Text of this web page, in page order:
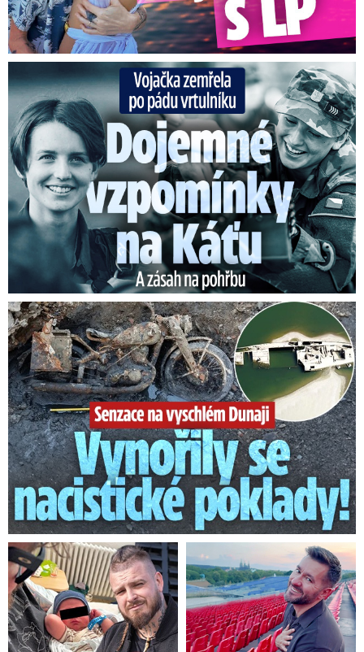
Oblačno, místy občasný déšť nebo přeháňky,
postupně ubývání srážek a částečně i
oblačnosti. Nejnižší noční teploty 16 až 11 °C.
Nejvyšší denní teploty zpočátku 19 až 23 °C,
postupně 23 až 27 °C.
Vojačka zemřela po pádu vrtulníku: Dojemné vzpomínky na ...
Senzace na vyschlém Dunaji: Vynořily se nacistické poklady!